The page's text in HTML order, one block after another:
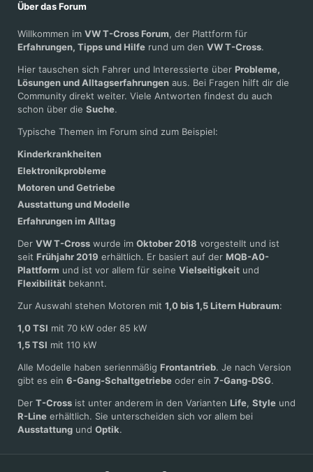
Über das Forum
Willkommen im VW T-Cross Forum, der Plattform für
Erfahrungen, Tipps und Hilfe rund um den VW T-Cross.
Hier tauschen sich Fahrer und Interessierte über Probleme,
Lösungen und Alltagserfahrungen aus. Bei Fragen hilft dir die
Community direkt weiter. Viele Antworten findest du auch
schon über die Suche.
Typische Themen im Forum sind zum Beispiel:
Kinderkrankheiten
Elektronikprobleme
Motoren und Getriebe
Ausstattung und Modelle
Erfahrungen im Alltag
Der VW T-Cross wurde im Oktober 2018 vorgestellt und ist
seit Frühjahr 2019 erhältlich. Er basiert auf der MQB-A0-
Plattform und ist vor allem für seine Vielseitigkeit und
Flexibilität bekannt.
Zur Auswahl stehen Motoren mit 1,0 bis 1,5 Litern Hubraum:
1,0 TSI mit 70 kW oder 85 kW
1,5 TSI mit 110 kW
Alle Modelle haben serienmäßig Frontantrieb. Je nach Version
gibt es ein 6-Gang-Schaltgetriebe oder ein 7-Gang-DSG.
Der T-Cross ist unter anderem in den Varianten Life, Style und
R-Line erhältlich. Sie unterscheiden sich vor allem bei
Ausstattung und Optik.